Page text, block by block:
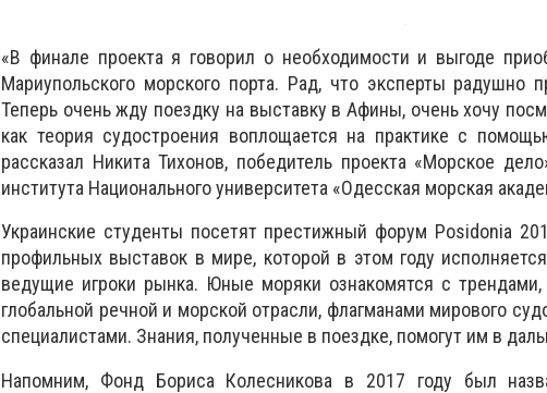
«В финале проекта я говорил о необходимости и выгоде
Мариупольского морского порта. Рад, что эксперты радушно
Теперь очень жду поездку на выставку в Афины, очень хочу
как теория судостроения воплощается на практике с
рассказал Никита Тихонов, победитель проекта «Морское
института Национального университета «Одесская морская
Украинские студенты посетят престижный форум Posidonia
профильных выставок в мире, которой в этом году
ведущие игроки рынка. Юные моряки ознакомятся с
глобальной речной и морской отрасли, флагманами мирового
специалистами. Знания, полученные в поездке, помогут им в
Напомним, Фонд Бориса Колесникова в 2017 году был